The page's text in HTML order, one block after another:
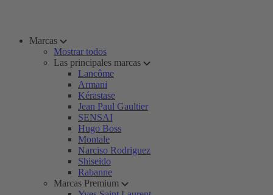
Marcas
Mostrar todos
Las principales marcas
Lancôme
Armani
Kérastase
Jean Paul Gaultier
SENSAI
Hugo Boss
Montale
Narciso Rodriguez
Shiseido
Rabanne
Marcas Premium